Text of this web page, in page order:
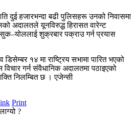
दुई हजारभन्दा बढी पुलिसहरू उनको निवासमा
अदालतले यूनविरुद्ध हिरासत वारेन्ट
सुक–योललाई शुक्रबार पक्राउ गर्न प्रयास
डिसेम्बर १४ मा राष्ट्रिय सभामा पारित भएको
गर्न संवैधानिक अदालतमा पठाइएको
निलम्बित छ । एजेन्सी
Print
?